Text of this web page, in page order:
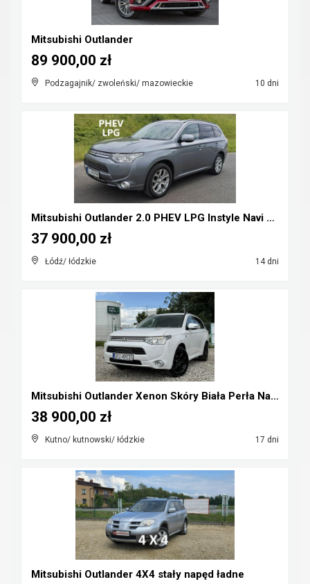
Mitsubishi Outlander
Podzagajnik/ zwoleński/ mazowieckie 10 dni
89 900,00 zł
Mitsubishi Outlander 2.0 PHEV LPG Instyle Navi Plu...
Łódź/ łódzkie 14 dni
37 900,00 zł
Mitsubishi Outlander Xenon Skóry Biała Perła Navi ...
Kutno/ kutnowski/ łódzkie 17 dni
38 900,00 zł
Mitsubishi Outlander 4X4 stały napęd ładne